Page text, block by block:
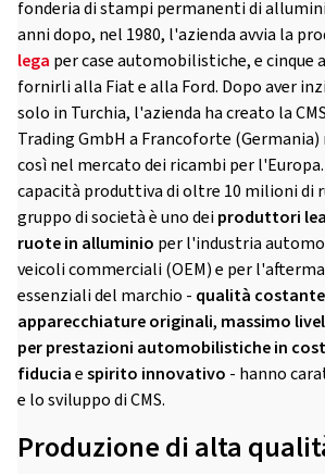
fonderia di stampi permanenti di
anni dopo, nel 1980, l'azienda avvia la
lega per case automobilistiche, e cinque
fornirli alla Fiat e alla Ford. Dopo aver
solo in Turchia, l'azienda ha creato la
Trading GmbH a Francoforte
così nel mercato dei ricambi per
capacità produttiva di oltre 10 milioni di
gruppo di società è uno deiproduttori
ruote in alluminio per l'industria
veicoli commerciali (OEM) e per
essenziali del marchio - qualità
apparecchiature originali, massimo
per prestazioni automobilistiche in
fiduciaespirito innovativo - hanno
e lo sviluppo di CMS.
Produzione di alta